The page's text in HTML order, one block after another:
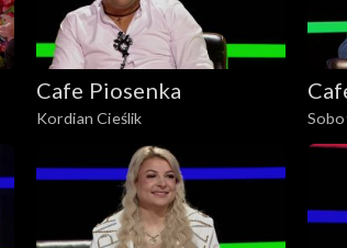
Cafe Piosenka
Kordian Cieślik